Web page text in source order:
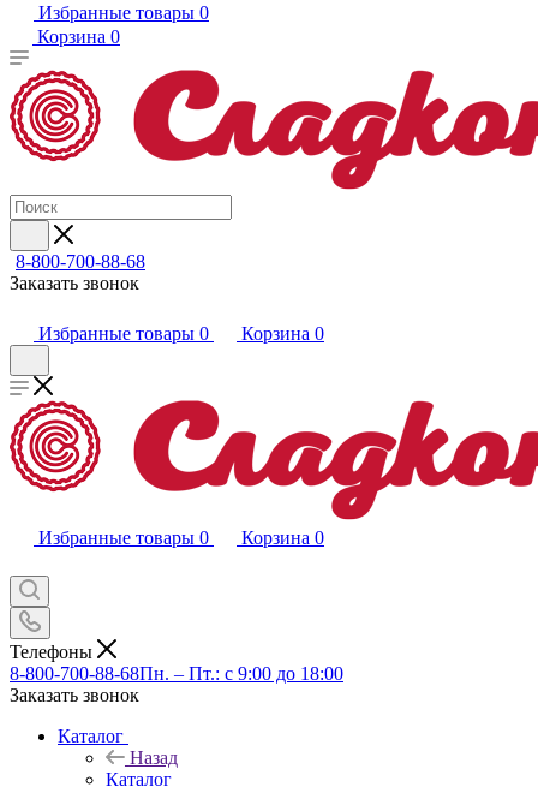
Избранные товары 0
Корзина 0
8-800-700-88-68
Заказать звонок
Избранные товары 0 Корзина 0
Избранные товары 0 Корзина 0
Телефоны
8-800-700-88-68Пн. – Пт.: с 9:00 до 18:00
Заказать звонок
Каталог
Назад
Каталог